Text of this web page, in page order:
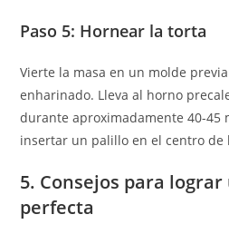
Paso 5: Hornear la torta
Vierte la masa en un molde
enharinado. Lleva al horno
durante aproximadamente 40-45
insertar un palillo en el centro de
5. Consejos para
perfecta